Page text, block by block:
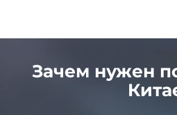
Зачем нужен